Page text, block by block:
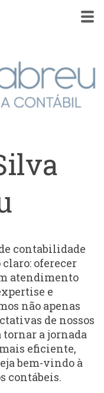
contabilidade
oferecer
atendimento
e
não apenas
de nossos
a jornada
eficiente,
bem-vindo à
contábeis.